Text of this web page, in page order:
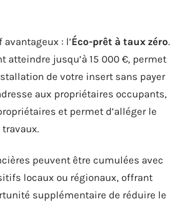
: l’Éco-prêt à taux zéro.
atteindre jusqu’à 15 000 €, permet
de votre insert sans payer
aux propriétaires occupants,
et permet d’alléger le
peuvent être cumulées avec
locaux ou régionaux, offrant
supplémentaire de réduire le